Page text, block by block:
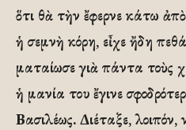
ὅτι θὰ τὴν ἔφερνε κάτω
ἡ σεμνὴ κόρη, εἶχε ἤδη
ματαίωσε γιὰ πάντα τοὺς
ἡ μανία του ἔγινε
Βασιλέως. Διέταξε, λοιπόν,